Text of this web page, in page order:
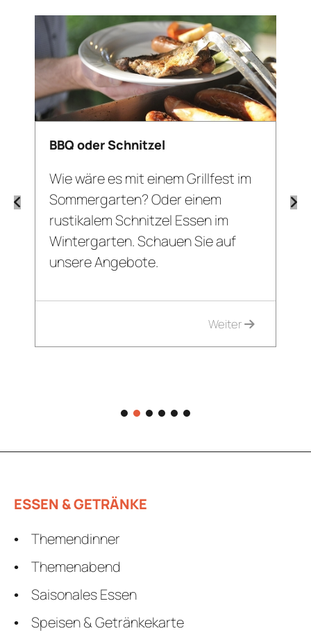
BBQ oder Schnitzel
Wie wäre es mit einem Grillfest im
Sommergarten? Oder einem
rustikalem Schnitzel Essen im
Wintergarten. Schauen Sie auf
unsere Angebote.
Weiter
ESSEN & GETRÄNKE
Themendinner
Themenabend
Saisonales Essen
Speisen & Getränkekarte